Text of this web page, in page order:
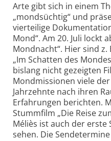
Arte gibt sich in einem
„mondsüchtig“ und
vierteilige
Mond“. Am 20. Juli lockt
Mondnacht“. Hier sind
„Im Schatten des
bislang nicht gezeigten
Mondmissionen viele
Jahrzehnte nach ihren
Erfahrungen berichten.
Stummfilm „Die Reise
Méliès ist auch der erste
sehen. Die